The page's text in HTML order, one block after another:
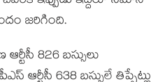
జ‌రిగింది.
826 బస్సులు
ఆర్టీసీ 638 బస్సులే తిప్పేట్లు